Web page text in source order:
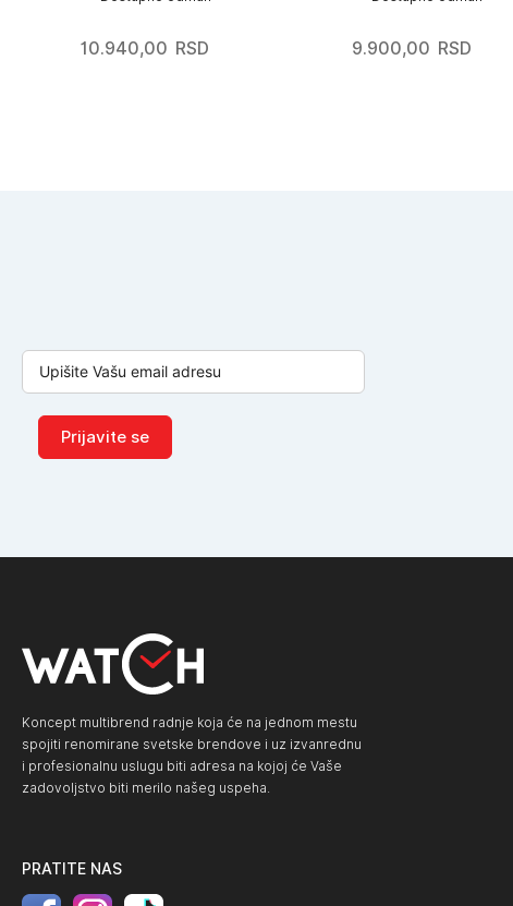
10.940,00 RSD 9.900,00 RSD
Prijavite se
Koncept multibrend radnje koja će na jednom mestu
spojiti renomirane svetske brendove i uz izvanrednu
i profesionalnu uslugu biti adresa na kojoj će Vaše
zadovoljstvo biti merilo našeg uspeha.
PRATITE NAS